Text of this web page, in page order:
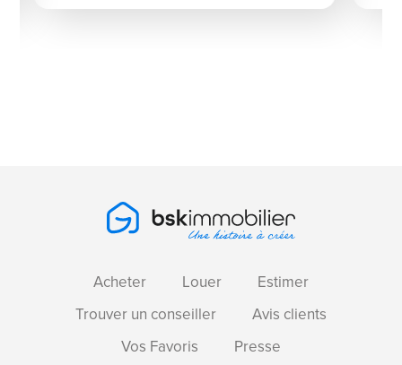
Acheter Louer
Estimer
Trouver un conseiller
Avis clients
Vos Favoris
Presse